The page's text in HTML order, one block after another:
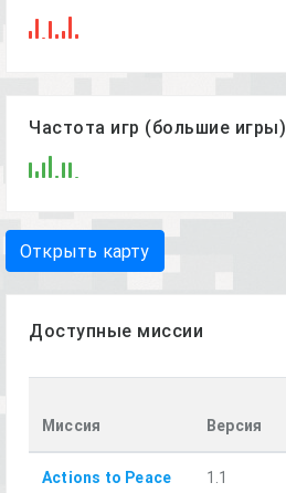
Частота игр (большие игры)
Открыть карту
Доступные миссии
Миссия Версия
Actions to Peace 1.1